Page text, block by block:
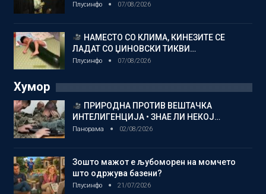
Плусинфо 07/08/2026
НАМЕСТО СО КЛИМА, КИНЕЗИТЕ СЕ
ЛАДАТ СО ЏИНОВСКИ ТИКВИ…
Плусинфо 07/08/2026
Хумор
ПРИРОДНА ПРОТИВ ВЕШТАЧКА
ИНТЕЛИГЕНЦИЈА • ЗНАЕ ЛИ НЕКОЈ…
Панорама 02/08/2026
Зошто мажот е љубоморен на момчето
што одржува базени?
Плусинфо 21/07/2026